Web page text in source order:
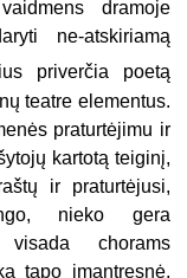
dramoje
ne-atskiriamą
priverčia poetą
teatre elementus.
praturtėjimu ir
kartotą teiginį,
ir praturtėjusi,
nieko gera
chorams
tapo įmantresnė,